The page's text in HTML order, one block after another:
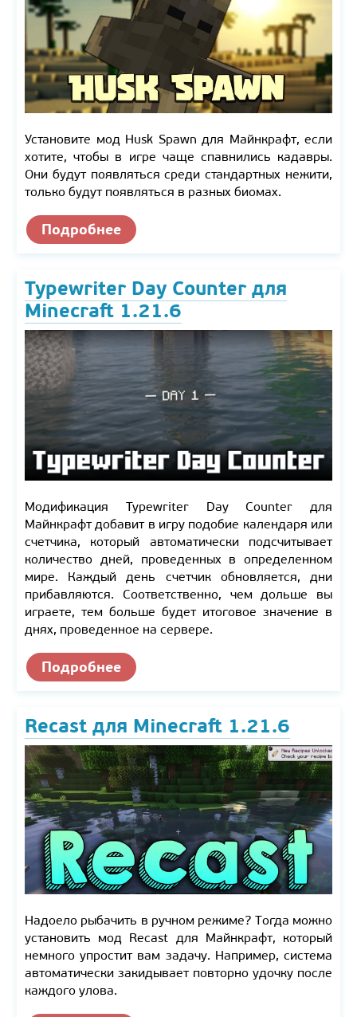
Установите мод Husk Spawn для Майнкрафт, если
хотите, чтобы в игре чаще спавнились кадавры.
Они будут появляться среди стандартных нежити,
только будут появляться в разных биомах.
Подробнее
Typewriter Day Counter для
Minecraft 1.21.6
Модификация Typewriter Day Counter для
Майнкрафт добавит в игру подобие календаря или
счетчика, который автоматически подсчитывает
количество дней, проведенных в определенном
мире. Каждый день счетчик обновляется, дни
прибавляются. Соответственно, чем дольше вы
играете, тем больше будет итоговое значение в
днях, проведенное на сервере.
Подробнее
Recast для Minecraft 1.21.6
Надоело рыбачить в ручном режиме? Тогда можно
установить мод Recast для Майнкрафт, который
немного упростит вам задачу. Например, система
автоматически закидывает повторно удочку после
каждого улова.